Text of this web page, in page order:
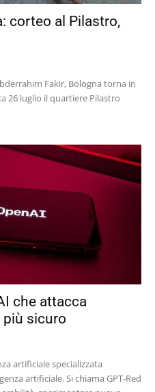
corteo al Pilastro,
Fakir, Bologna torna in
26 luglio il quartiere Pilastro
che attacca
più sicuro
artificiale specializzata
artificiale. Si chiama GPT-Red